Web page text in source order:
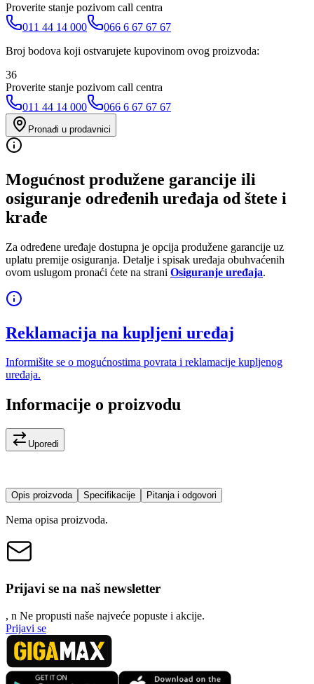
Proverite stanje pozivom call centra
011 44 14 000
066 6 67 67 67
Broj bodova koji ostvarujete kupovinom ovog proizvoda:
36
Proverite stanje pozivom call centra
011 44 14 000
066 6 67 67 67
Pronađi u prodavnici
Mogućnost produžene garancije ili
osiguranje određenih uređaja od štete i
krađe
Za određene uređaje dostupna je opcija produžene garancije uz
uplatu premije osiguranja. Detalje i spisak uređaja obuhvaćenih
ovom uslugom pronaći ćete na strani Osiguranje uređaja.
Reklamacija na kupljeni uređaj
Informišite se o mogućnostima povrata i reklamacije kupljenog
uređaja.
Informacije o proizvodu
Uporedi
Opis proizvoda Specifikacije Pitanja i odgovori
Nema opisa proizvoda.
Prijavi se na naš newsletter
, n Ne propusti naše najveće popuste i akcije.
Prijavi se